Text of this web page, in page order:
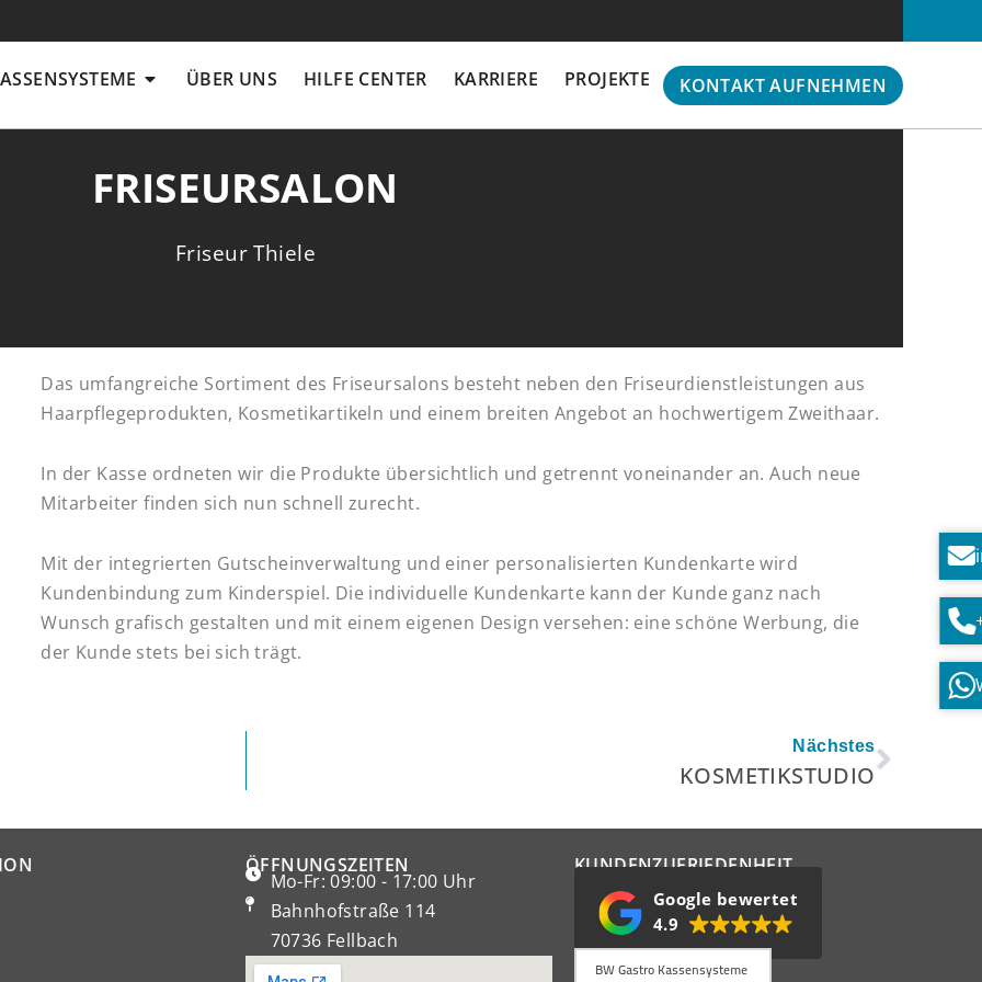
ÖFFNE KASSENSYSTEME
ÜBER UNS HILFE CENTER KARRIERE PROJEKTE KONTAKT AUFNEHMEN
FRISEURSALON
Friseur Thiele
Das umfangreiche Sortiment des Friseursalons besteht neben den Friseurdienstleistungen aus
Haarpflegeprodukten, Kosmetikartikeln und einem breiten Angebot an hochwertigem Zweithaar.
In der Kasse ordneten wir die Produkte übersichtlich und getrennt voneinander an. Auch neue
Mitarbeiter finden sich nun schnell zurecht.
Mit der integrierten Gutscheinverwaltung und einer personalisierten Kundenkarte wird
Kundenbindung zum Kinderspiel. Die individuelle Kundenkarte kann der Kunde ganz nach
Wunsch grafisch gestalten und mit einem eigenen Design versehen: eine schöne Werbung, die
der Kunde stets bei sich trägt.
Nächstes
KOSMETIKSTUDIO
ÖFFNUNGSZEITEN
Mo-Fr: 09:00 - 17:00 Uhr
Bahnhofstraße 114
70736 Fellbach
KUNDENZUFRIEDENHEIT
Google bewertet
4.9